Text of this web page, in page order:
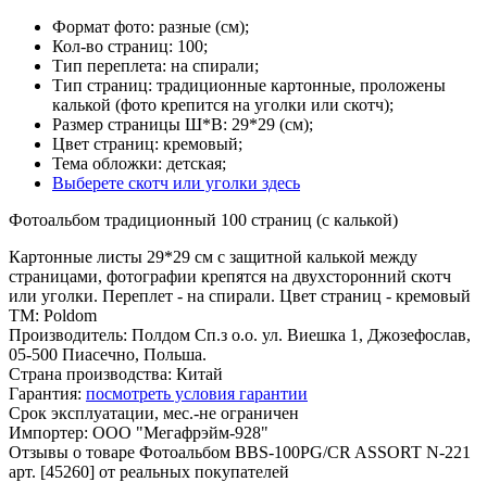
Формат фото: разные (см);
Кол-во страниц: 100;
Тип переплета: на спирали;
Тип страниц: традиционные картонные, проложены
калькой (фото крепится на уголки или скотч);
Размер страницы Ш*В: 29*29 (см);
Цвет страниц: кремовый;
Тема обложки: детская;
Выберете скотч или уголки здесь
Фотоальбом традиционный 100 страниц (с калькой)
Картонные листы 29*29 см с защитной калькой между
страницами, фотографии крепятся на двухсторонний скотч
или уголки. Переплет - на спирали. Цвет страниц - кремовый
ТМ: Poldom
Производитель: Полдом Сп.з о.о. ул. Виешка 1, Джозефослав,
05-500 Пиасечно, Польша.
Страна производства: Китай
Гарантия: посмотреть условия гарантии
Срок эксплуатации, мес.-не ограничен
Импортер: ООО "Мегафрэйм-928"
Отзывы о товаре Фотоальбом BBS-100PG/CR ASSORT N-221
арт. [45260] от реальных покупателей